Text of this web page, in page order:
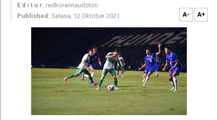
E d i t o r: redkoranriaudotco
Published: Selasa, 12 Oktober 2021 A- A+